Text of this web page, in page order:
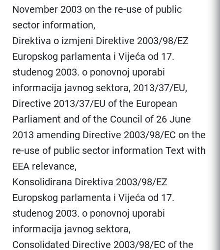
November 2003 on the re-use of public
sector information,
Direktiva o izmjeni Direktive 2003/98/EZ
Europskog parlamenta i Vijeća od 17.
studenog 2003. o ponovnoj uporabi
informacija javnog sektora, 2013/37/EU,
Directive 2013/37/EU of the European
Parliament and of the Council of 26 June
2013 amending Directive 2003/98/EC on the
re-use of public sector information Text with
EEA relevance,
Konsolidirana Direktiva 2003/98/EZ
Europskog parlamenta i Vijeća od 17.
studenog 2003. o ponovnoj uporabi
informacija javnog sektora,
Consolidated Directive 2003/98/EC of the